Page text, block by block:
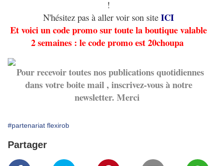
!
N'hésitez pas à aller voir son site ICI
Et voici un code promo sur toute la boutique valable
2 semaines : le code promo est 20choupa
Pour recevoir toutes nos publications quotidiennes
dans votre boite mail , inscrivez-vous à notre
newsletter. Merci
#partenariat flexirob
Partager